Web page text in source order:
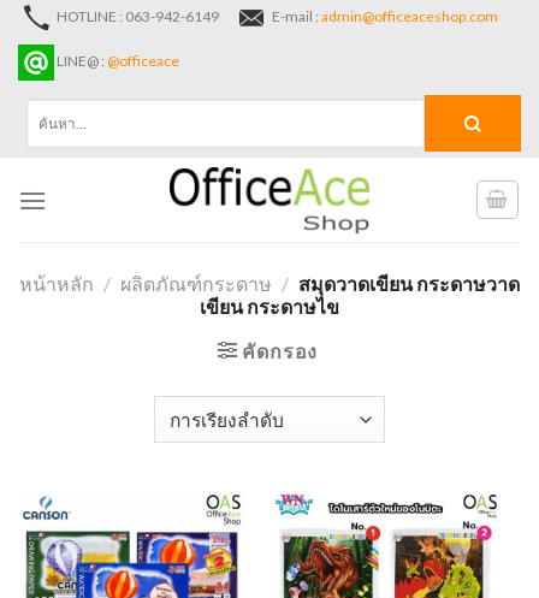
Skip
content
HOTLINE : 063-942-6149 E-mail : admin@officeaceshop.com
LINE@ : @officeace
หน้าหลัก / ผลิตภัณฑ์กระดาษ / สมุดวาดเขียน กระดาษวาด
เขียน กระดาษไข
คัดกรอง